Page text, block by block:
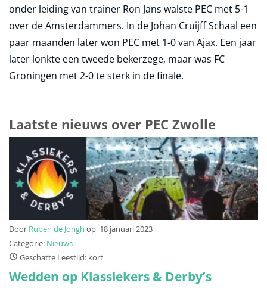
onder leiding van trainer Ron Jans walste PEC met 5-1
over de Amsterdammers. In de Johan Cruijff Schaal een
paar maanden later won PEC met 1-0 van Ajax. Een jaar
later lonkte een tweede bekerzege, maar was FC
Groningen met 2-0 te sterk in de finale.
Laatste nieuws over PEC Zwolle
Door Ruben de Jongh op 18 januari 2023
Categorie: Nieuws
Geschatte Leestijd: kort
Wedden op Klassiekers & Derby’s